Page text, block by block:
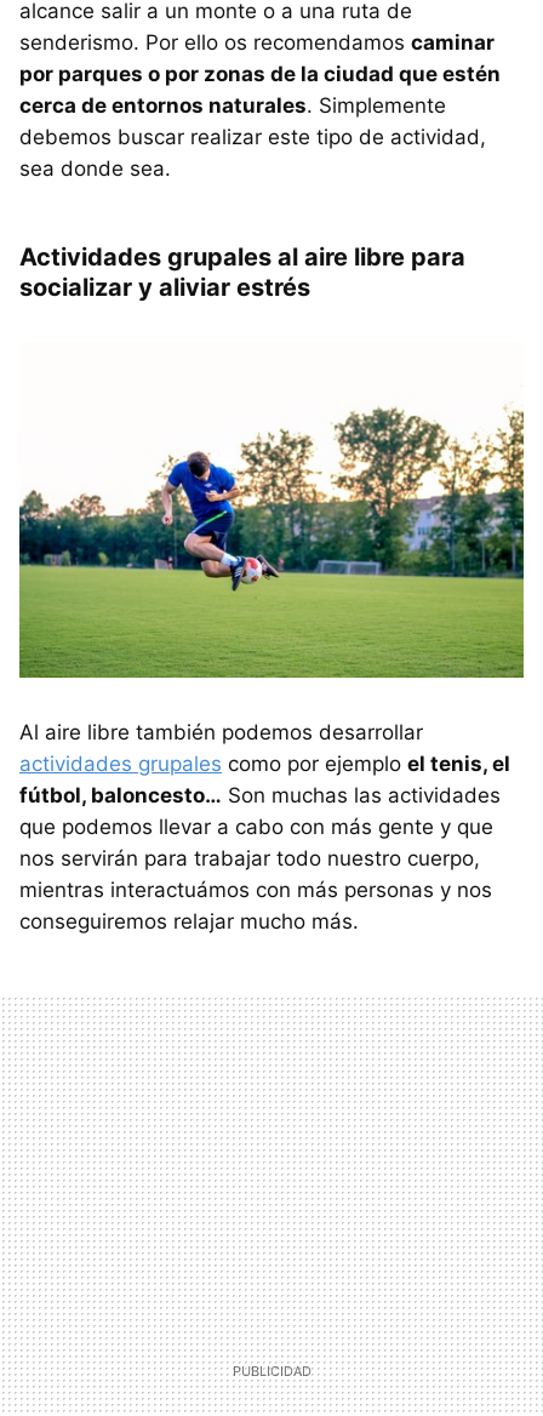
alcance salir a un monte o a una ruta de
senderismo. Por ello os recomendamos caminar
por parques o por zonas de la ciudad que estén
cerca de entornos naturales. Simplemente
debemos buscar realizar este tipo de actividad,
sea donde sea.
Actividades grupales al aire libre para
socializar y aliviar estrés
Al aire libre también podemos desarrollar
actividades grupales como por ejemplo el tenis, el
fútbol, baloncesto… Son muchas las actividades
que podemos llevar a cabo con más gente y que
nos servirán para trabajar todo nuestro cuerpo,
mientras interactuámos con más personas y nos
conseguiremos relajar mucho más.